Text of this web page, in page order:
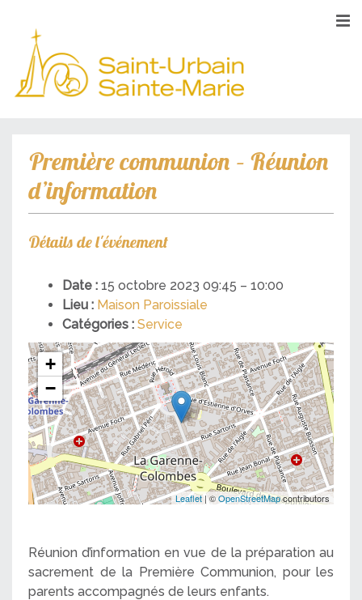
Première communion – Réunion
d’information
Détails de l'événement
Date : 15 octobre 2023 09:45 – 10:00
Lieu : Maison Paroissiale
Catégories : Service
+
−
Leaflet| ©OpenStreetMapcontributors
Réunion d’information en vue de la préparation au
sacrement de la Première Communion, pour les
parents accompagnés de leurs enfants.